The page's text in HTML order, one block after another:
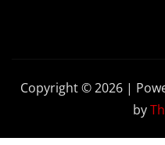
Copyright © 2026 |
by